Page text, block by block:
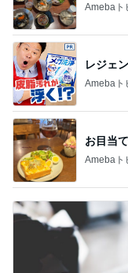
Amebaト
レジェ
Amebaト
お目当
Amebaト